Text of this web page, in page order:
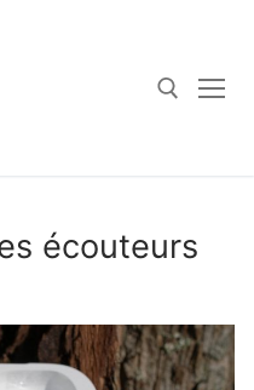
écouteurs